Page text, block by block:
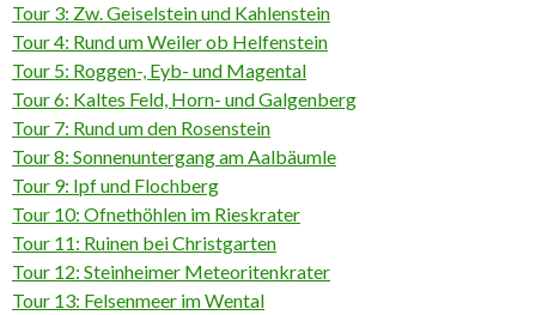
Tour 3: Zw. Geiselstein und Kahlenstein
Tour 4: Rund um Weiler ob Helfenstein
Tour 5: Roggen-, Eyb- und Magental
Tour 6: Kaltes Feld, Horn- und Galgenberg
Tour 7: Rund um den Rosenstein
Tour 8: Sonnenuntergang am Aalbäumle
Tour 9: Ipf und Flochberg
Tour 10: Ofnethöhlen im Rieskrater
Tour 11: Ruinen bei Christgarten
Tour 12: Steinheimer Meteoritenkrater
Tour 13: Felsenmeer im Wental